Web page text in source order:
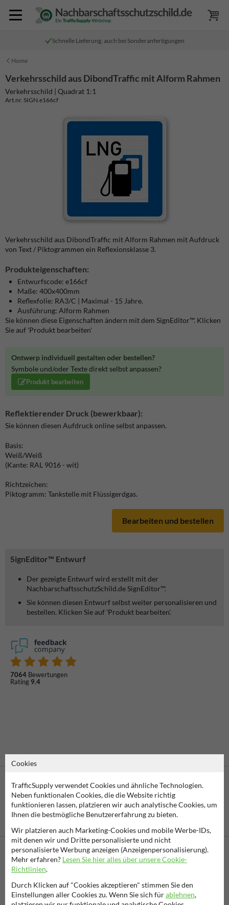
Schnelle Lieferung, auch bei Sonderanfertigungen
Home
SignEditor™ Entwurf
Der gezeigte Entwurf wird erstellt mit der
NachbarschaftsschutzSchild.de SignEditor™.
Sie können diesen Entwurf selbst weiter personalisieren und
bestellen. Klicken Sie auf 'Produkt bearbeiten'.
7064 Bewertungen
Rating 9.4
Verkehrsschild aus DibondTraffic mit Alform Rahmen
Verkehrsschild | Quadrat 1:1
Art.nr. SIGN.e166cf
Verkehrsschild aus DibondTraffic mit Alform Rahmen mit Aufdruck
von Text / Piktogrammen ein Reflexionsklasse 3.
Produkteigenschaften:
Entwurfscode: e166cf
Maße: 400x400mm
Reflexfolie: RA3/C | Maximal - 15 Jahre.
Ausführung: Alform Rahmen
Sie können diese Eigenschaften ändern mit dem SignEditor™. Klicken
Sie auf 'Produkt bearbeiten'
Ontwerp individuell gestalten oder bestellen?
Symbole und/oder Texte direkt selbst anpassen?
Produkt bearbeiten
Reflektierender Druck (bewerkbaar):
Sie können diesen Aufdruck online selbst anpassen.
Basis:
Weiß/Weiß
(Kante: RAL 9016 - wit)
Richtzeichen:
Piktogramm: Tankstelle mit Flüssigerdgas.
Bearbeiten und bestellen
Eine spätere
Zahlung ist
Kontaktieren Sie uns
Wir sind an Werktagen (von 7.00 bis 16.00 Uhr) unter
06782/8787100 erreichbar.
Fragen? Senden Sie eine E-Mail aninfo@trafficsupply.deoder
Cookies
TrafficSupply verwendet Cookies und ähnliche Technologien.
Neben funktionalen Cookies, die die Website richtig
funktionieren lassen, platzieren wir auch analytische Cookies, um
Ihnen die bestmögliche Benutzererfahrung zu bieten.
Wir platzieren auch Marketing-Cookies und mobile Werbe-IDs,
mit denen wir und Dritte personalisierte und nicht
personalisierte Werbung anzeigen (Anzeigenpersonalisierung).
Mehr erfahren? Lesen Sie hier alles über unsere Cookie-
Richtlinien.
Durch Klicken auf "Cookies akzeptieren" stimmen Sie den
Einstellungen aller Cookies zu. Wenn Sie sich fürablehnen,